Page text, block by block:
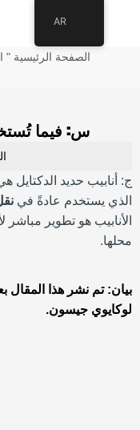
الصفحة الرئيسية "
س: فيما
ج: أنابيب حديد الدكتايل
الذي يستخدم عادةً في
الأنابيب هو تطوير مباشر
محلها.
بيان: تم نشر هذا المقال
لوكايوي جيسون.
AR